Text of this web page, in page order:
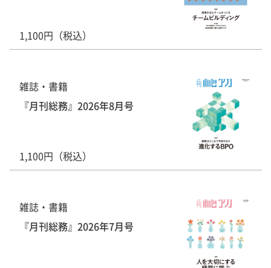
1,100円（税込）
雑誌・書籍
『月刊総務』2026年8月号
1,100円（税込）
雑誌・書籍
『月刊総務』2026年7月号